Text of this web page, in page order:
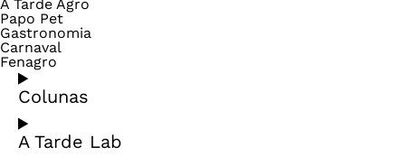
A Tarde Agro
Papo Pet
Gastronomia
Carnaval
Fenagro
Colunas
A Tarde Lab